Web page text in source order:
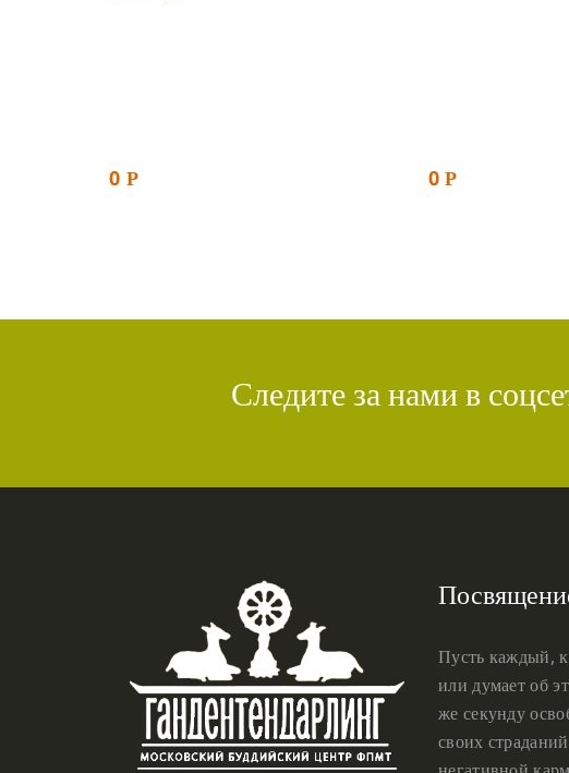
0 Р 0Р
Следите за нами в
Пусть каждый,
или думает об
же секунду
своих